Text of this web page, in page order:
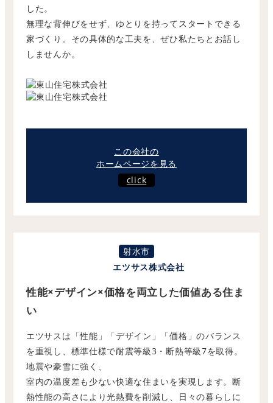
した。
無理な背伸びをせず、ゆとりを持ってスタートできる
家づくり。 その具体的な工夫を、ぜひ私たちとお話し
しませんか。
この会社の
ホームページを見る
click
射水市
エツサス株式会社
性能×デザイン×価格を両立した価値ある住ま
い
エツサスは「性能」「デザイン」「価格」のバランス
を重視し、 標準仕様で耐震等級3・断熱等級7を取得。
地震や豪雪に強く、
室内の温度差も少ない快適な住まいを実現します。断
熱性能の高さにより光熱費を削減し、
日々の暮らしに